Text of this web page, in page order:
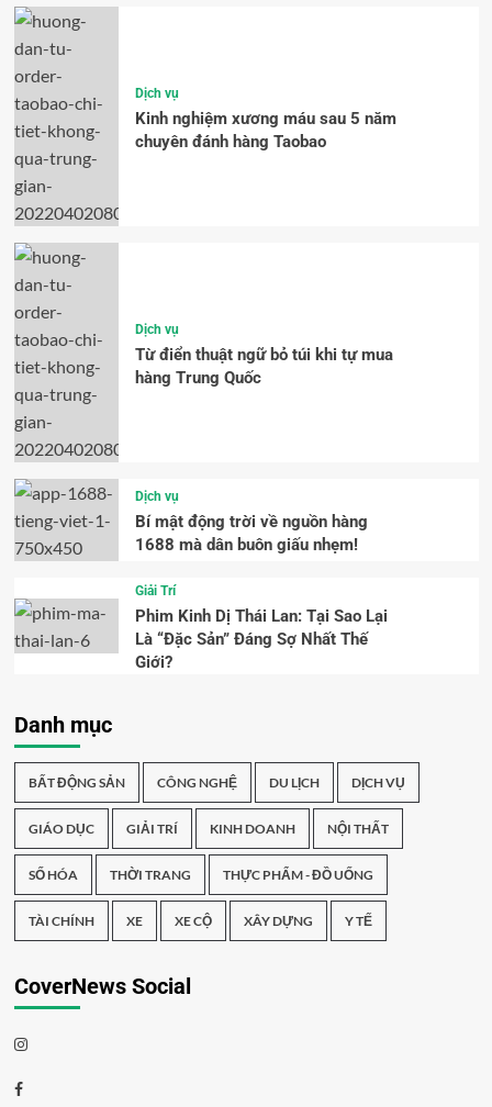
Dịch vụ
Kinh nghiệm xương máu sau 5 năm
chuyên đánh hàng Taobao
Dịch vụ
Từ điển thuật ngữ bỏ túi khi tự mua
hàng Trung Quốc
Dịch vụ
Bí mật động trời về nguồn hàng
1688 mà dân buôn giấu nhẹm!
Giải Trí
Phim Kinh Dị Thái Lan: Tại Sao Lại
Là “Đặc Sản” Đáng Sợ Nhất Thế
Giới?
Danh mục
BẤT ĐỘNG SẢN CÔNG NGHỆ DU LỊCH DỊCH VỤ
GIÁO DỤC GIẢI TRÍ KINH DOANH NỘI THẤT
SỐ HÓA THỜI TRANG THỰC PHẨM - ĐỒ UỐNG
TÀI CHÍNH XE XE CỘ XÂY DỰNG Y TẾ
CoverNews Social